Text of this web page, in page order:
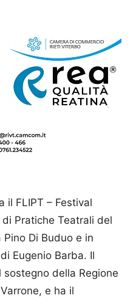
il FLIPT – Festival
Pratiche Teatrali del
Di Buduo e in
Eugenio Barba. Il
della Regione
e ha il